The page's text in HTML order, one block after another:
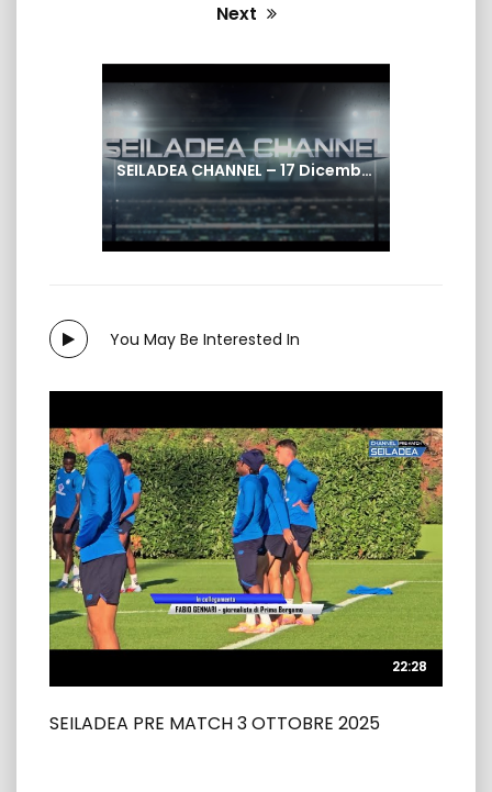
Next
post:
SEILADEA CHANNEL – 17 Dicembre 2024
You May Be Interested In
22:28
22:28
SEILADEA PRE MATCH 3 OTTOBRE 2025